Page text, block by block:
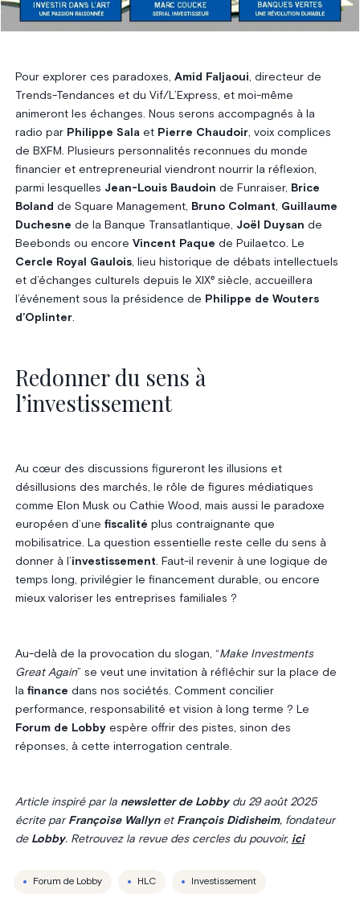
Pour explorer ces paradoxes, Amid Faljaoui, directeur de
Trends-Tendances et du Vif/L’Express, et moi-même
animeront les échanges. Nous serons accompagnés à la
radio par Philippe Salaet Pierre Chaudoir, voix complices
de BXFM. Plusieurs personnalités reconnues du monde
financier et entrepreneurial viendront nourrir la réflexion,
parmi lesquelles Jean-Louis Baudoin de Funraiser, Brice
Boland de Square Management, Bruno Colmant, Guillaume
Duchesne de la Banque Transatlantique, Joël Duysan de
Beebonds ou encore Vincent Paque de Puilaetco. Le
Cercle Royal Gaulois, lieu historique de débats intellectuels
et d’échanges culturels depuis le XIXᵉ siècle, accueillera
l’événement sous la présidence de Philippe de Wouters
d’Oplinter.
Redonner du sens à
l’investissement
Au cœur des discussions figureront les illusions et
désillusions des marchés, le rôle de figures médiatiques
comme Elon Musk ou Cathie Wood, mais aussi le paradoxe
européen d’une fiscalité plus contraignante que
mobilisatrice. La question essentielle reste celle du sens à
donner à l’investissement. Faut-il revenir à une logique de
temps long, privilégier le financement durable, ou encore
mieux valoriser les entreprises familiales ?
Au-delà de la provocation du slogan, “Make Investments
Great Again” se veut une invitation à réfléchir sur la place de
lafinance dans nos sociétés. Comment concilier
performance, responsabilité et vision à long terme ? Le
Forum de Lobbyespère offrir des pistes, sinon des
réponses, à cette interrogation centrale.
Article inspiré par la newsletter de Lobbydu 29 août 2025
écrite par Françoise Wallynet François Didisheim, fondateur
de Lobby. Retrouvez la revue des cercles du pouvoir, ici
Forum de Lobby HLC Investissement